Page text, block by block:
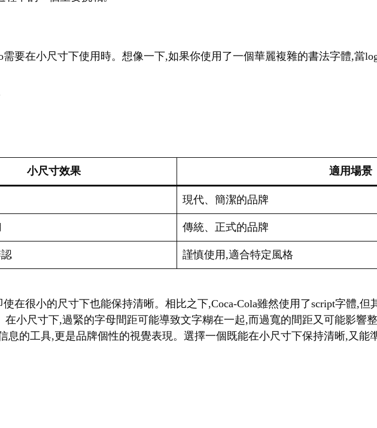
要在小尺寸下使用時。想像一下,如果你使用了一個華麗複雜的書法字體,當
小尺寸效果 適用場景
現代、簡潔的品牌
傳統、正式的品牌
謹慎使用,適合特定風格
使在很小的尺寸下也能保持清晰。相比之下,Coca-Cola雖然使用了script字體,
小尺寸下,過緊的字母間距可能導致文字糊在一起,而過寬的間距又可能影響
息的工具,更是品牌個性的視覺表現。選擇一個既能在小尺寸下保持清晰,又能